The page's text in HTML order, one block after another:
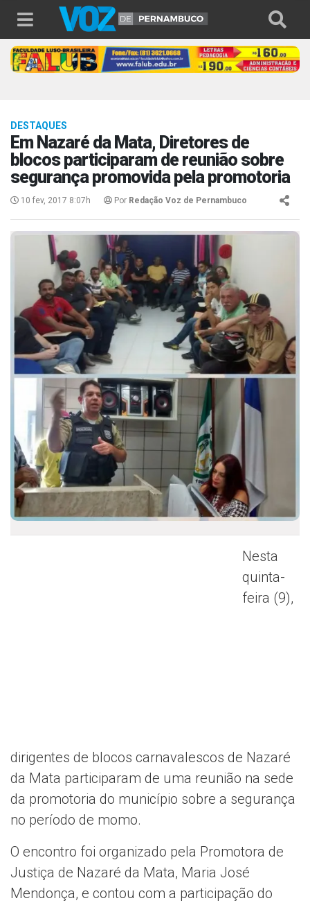
DESTAQUES
Em Nazaré da Mata, Diretores de
blocos participaram de reunião sobre
segurança promovida pela promotoria
10 fev, 2017 8:07h Por Redação Voz de Pernambuco
Nesta
quinta-
feira (9),
dirigentes de blocos carnavalescos de Nazaré
da Mata participaram de uma reunião na sede
da promotoria do município sobre a segurança
no período de momo.
O encontro foi organizado pela Promotora de
Justiça de Nazaré da Mata, Maria José
Mendonça, e contou com a participação do